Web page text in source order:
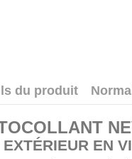
du produit
EN